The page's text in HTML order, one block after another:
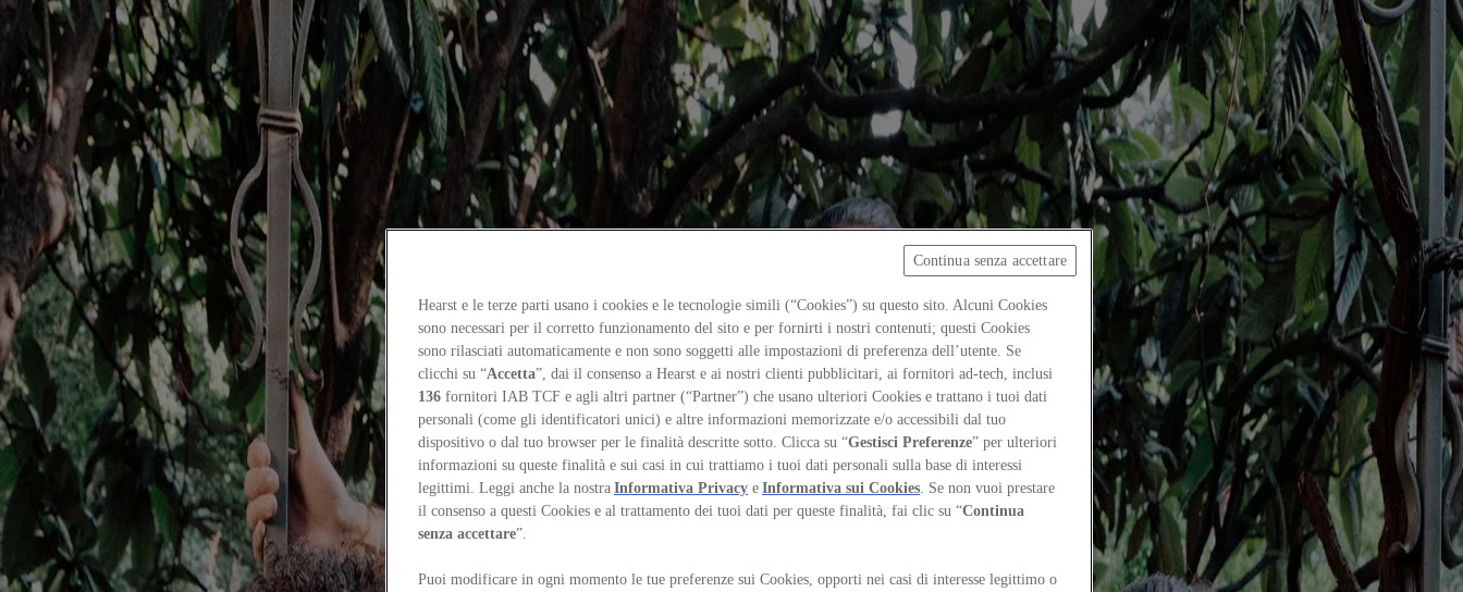
Focus on
Now
Contacts
Log in
Home
Who's who
ATOMAA
ATOMAA
Architecture firm
ATOMAA was founded in 2018 by Andrea Del Pedro Pera, Cesare Galligani and Umberto Maj. The practice is based in Milan and Edinburgh. The name ATOMAA derives from the Ancient Greek
word ἄτομος (átomos, indivisible) which in the ancient and still in the modern Greek idiom means person. We believe in the human dimension of architecture. The individual is our constant reference. People are
the clients but also the artisans who realise the spaces. Portrait by Francesco Stelitano
atomaa.eu
Hearst e le terze parti usano i cookies e le tecnologie simili (“Cookies”) su questo sito. Alcuni Cookies
sono necessari per il corretto funzionamento del sito e per fornirti i nostri contenuti; questi Cookies
sono rilasciati automaticamente e non sono soggetti alle impostazioni di preferenza dell’utente. Se
clicchi su “Accetta”, dai il consenso a Hearst e ai nostri clienti pubblicitari, ai fornitori ad-tech, inclusi
136 fornitori IAB TCF e agli altri partner (“Partner”) che usano ulteriori Cookies e trattano i tuoi dati
personali (come gli identificatori unici) e altre informazioni memorizzate e/o accessibili dal tuo
dispositivo o dal tuo browser per le finalità descritte sotto. Clicca su “Gestisci Preferenze” per ulteriori
informazioni su queste finalità e sui casi in cui trattiamo i tuoi dati personali sulla base di interessi
legittimi. Leggi anche la nostraInformativa Privacy eInformativa sui Cookies . Se non vuoi prestare
il consenso a questi Cookies e al trattamento dei tuoi dati per queste finalità, fai clic su “Continua
senza accettare”.
Puoi modificare in ogni momento le tue preferenze sui Cookies, opporti nei casi di interesse legittimo o
Continua senza accettare